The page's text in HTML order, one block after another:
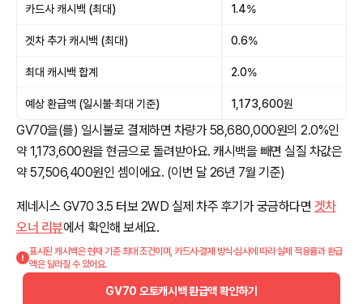
카드사 캐시백 (최대) 1.4%
겟차 추가 캐시백 (최대) 0.6%
최대 캐시백 합계 2.0%
예상 환급액 (일시불·최대 기준) 1,173,600원
GV70을(를) 일시불로 결제하면 차량가 58,680,000원의 2.0%인
약 1,173,600원을 현금으로 돌려받아요. 캐시백을 빼면 실질 차값은
약 57,506,400원인 셈이에요. (이번 달 26년 7월 기준)
제네시스 GV70 3.5 터보 2WD 실제 차주 후기가 궁금하다면 겟차
오너 리뷰에서 확인해 보세요.
표시된 캐시백은 현재 기준 최대 조건이며, 카드사·결제 방식·심사에 따라 실제 적용률과 환급
액은 달라질 수 있어요.
GV70 오토캐시백 환급액 확인하기